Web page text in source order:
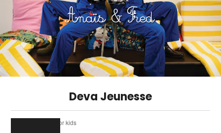
Deva Jeunesse
Nursery Rhymes for kids